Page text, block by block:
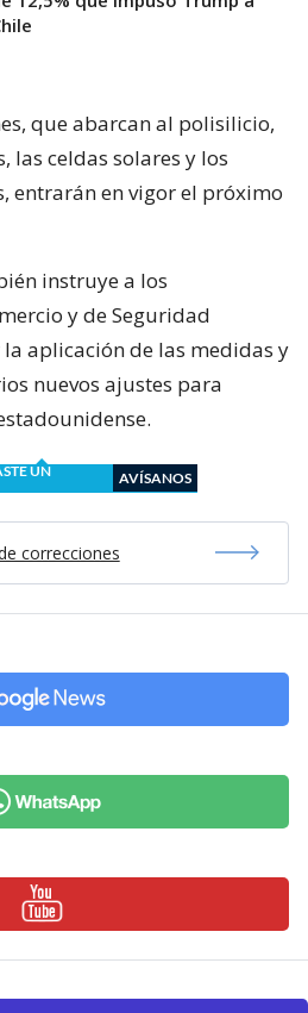
que abarcan al polisilicio,
las celdas solares y los
entrarán en vigor el próximo
instruye a los
y de Seguridad
aplicación de las medidas y
nuevos ajustes para
UN
AVÍSANOS
correcciones